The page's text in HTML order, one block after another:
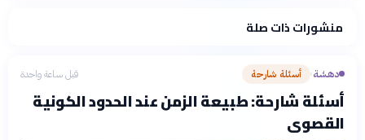
فلسفتنا المعرفية· سياسة الذكاء الاصطناعيمنشورات ذات صلة
دهشة› أسئلة شارحة قبل ساعة واحدة
أسئلة شارحة: طبيعة الزمن عند الحدود الكونية
القصوى